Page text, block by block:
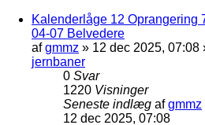
Kalenderlåge 12 Oprangering
04-07 Belvedere
afgmmz » 12 dec 2025, 07:08
jernbaner
0 Svar
1220 Visninger
Seneste indlæg afgmmz
12 dec 2025, 07:08